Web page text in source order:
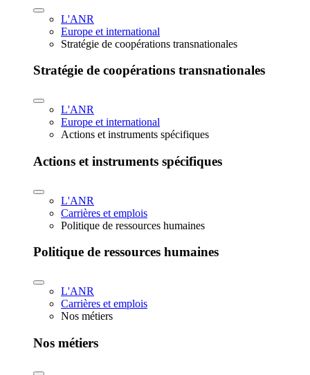
L'ANR
Europe et international
Stratégie de coopérations transnationales
Stratégie de coopérations transnationales
L'ANR
Europe et international
Actions et instruments spécifiques
Actions et instruments spécifiques
L'ANR
Carrières et emplois
Politique de ressources humaines
Politique de ressources humaines
L'ANR
Carrières et emplois
Nos métiers
Nos métiers